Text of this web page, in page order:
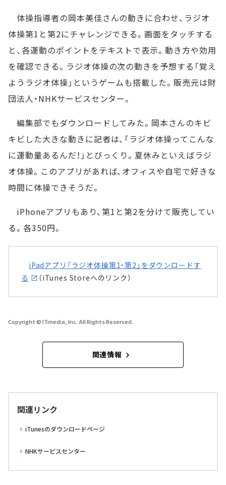
体操指導者の岡本美佳さんの動きに合わせ、ラジオ
体操第1と第2にチャレンジできる。画面をタッチする
と、各運動のポイントをテキストで表示。動き方や効用
を確認できる。ラジオ体操の次の動きを予想する「覚え
ようラジオ体操」というゲームも搭載した。販売元は財
団法人・NHKサービスセンター。
編集部でもダウンロードしてみた。岡本さんのキビ
キビした大きな動きに記者は、「ラジオ体操ってこんな
に運動量あるんだ！」とびっくり。夏休みといえばラジ
オ体操。このアプリがあれば、オフィスや自宅で好きな
時間に体操できそうだ。
iPhoneアプリもあり、第1と第2を分けて販売してい
る。各350円。
iPadアプリ「ラジオ体操第1・第2」をダウンロードす
る
（iTunes Storeへのリンク）
Copyright © ITmedia, Inc. All Rights Reserved.
関連情報
関連リンク
iTunesのダウンロードページ
NHKサービスセンター